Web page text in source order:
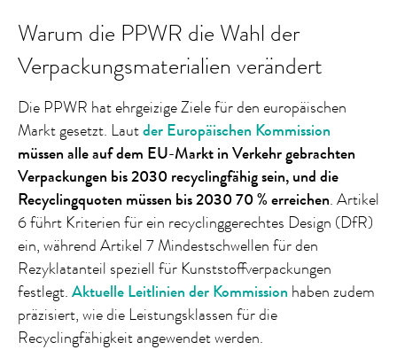
Warum die PPWR die Wahl der
Verpackungsmaterialien verändert
Die PPWR hat ehrgeizige Ziele für den europäischen
Markt gesetzt. Lautder Europäischen Kommission
müssen alle auf dem EU-Markt in Verkehr gebrachten
Verpackungen bis 2030 recyclingfähig sein, und die
Recyclingquoten müssen bis 2030 70 % erreichen. Artikel
6 führt Kriterien für ein recyclinggerechtes Design (DfR)
ein, während Artikel 7 Mindestschwellen für den
Rezyklatanteil speziell für Kunststoffverpackungen
festlegt.Aktuelle Leitlinien der Kommission haben zudem
präzisiert, wie die Leistungsklassen für die
Recyclingfähigkeit angewendet werden.